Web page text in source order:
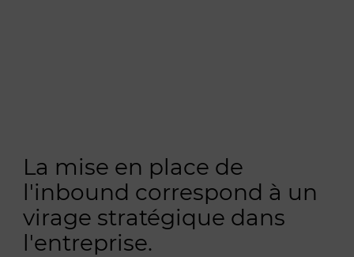
La mise en place de
l'inbound correspond à un
virage stratégique dans
l'entreprise.